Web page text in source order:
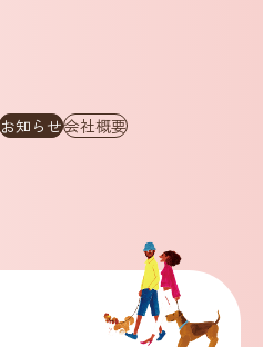
お知らせ会社概要